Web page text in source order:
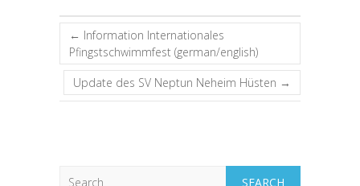
← Information Internationales
Pfingstschwimmfest (german/english)
Update des SV Neptun Neheim Hüsten →
Search